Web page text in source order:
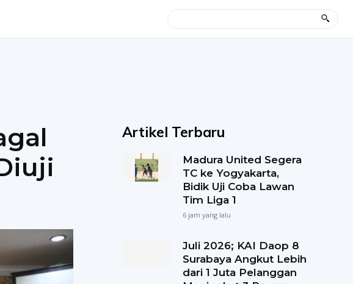
Artikel Terbaru
Madura United Segera
TC ke Yogyakarta,
Bidik Uji Coba Lawan
Tim Liga 1
6 jam yang lalu
Juli 2026; KAI Daop 8
Surabaya Angkut Lebih
dari 1 Juta Pelanggan